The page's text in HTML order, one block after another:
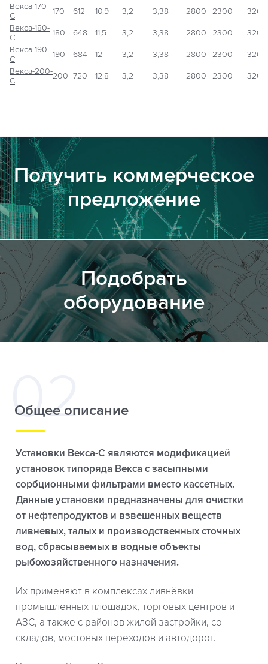
Векса-170-
С
170 612 10,9 3,2 3,38 2800 2300
3200
Векса-180-
С
180 648 11,5 3,2 3,38 2800 2300
3200
Векса-190-
С
190 684 12 3,2 3,38 2800 2300
3200
Векса-200-
С
200 720 12,8 3,2 3,38 2800 2300 3200
Получить коммерческое
предложение
Подобрать
оборудование
Общее описание
Установки Векса-С являются модификацией
установок типоряда Векса с засыпными
сорбционными фильтрами вместо кассетных.
Данные установки предназначены для очистки
от нефтепродуктов и взвешенных веществ
ливневых, талых и производственных сточных
вод, сбрасываемых в водные объекты
рыбохозяйственного назначения.
Их применяют в комплексах ливнёвки
промышленных площадок, торговых центров и
АЗС, а также с районов жилой застройки, со
складов, мостовых переходов и автодорог.